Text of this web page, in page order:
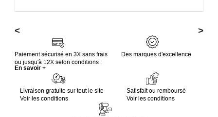
< >
Paiement sécurisé en 3X sans frais
ou jusqu'à 12X selon conditions :
En savoir +
Des marques d'excellence
Livraison gratuite sur tout le site
Voir les conditions
Satisfait ou remboursé
Voir les conditions